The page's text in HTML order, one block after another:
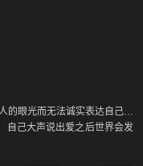
的眼光而无法诚实表达自己的
自己大声说出爱之后世界会发